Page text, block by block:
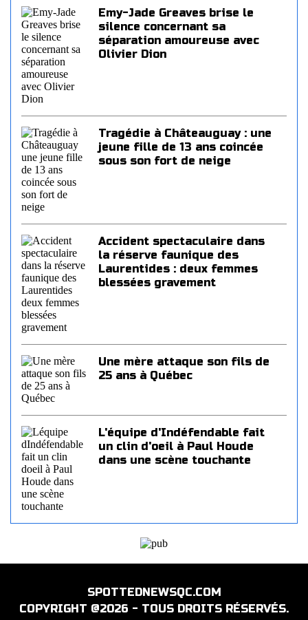
Emy-Jade Greaves brise le
silence concernant sa
séparation amoureuse avec
Olivier Dion
Tragédie à Châteauguay : une
jeune fille de 13 ans coincée
sous son fort de neige
Accident spectaculaire dans
la réserve faunique des
Laurentides : deux femmes
blessées gravement
Une mère attaque son fils de
25 ans à Québec
L'équipe d'Indéfendable fait
un clin d'oeil à Paul Houde
dans une scène touchante
SPOTTEDNEWSQC.COM
COPYRIGHT @2026 - TOUS DROITS RÉSERVÉS.